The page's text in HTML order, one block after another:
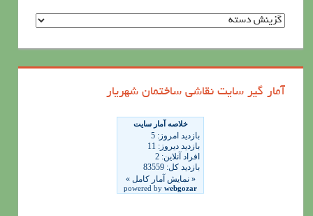
د
آمار گیر سایت نقاشی ساختمان شهریار